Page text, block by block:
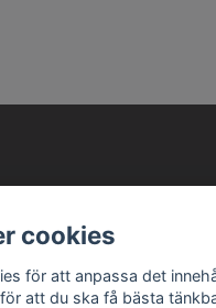
cookies
för att anpassa det
att du ska få bästa